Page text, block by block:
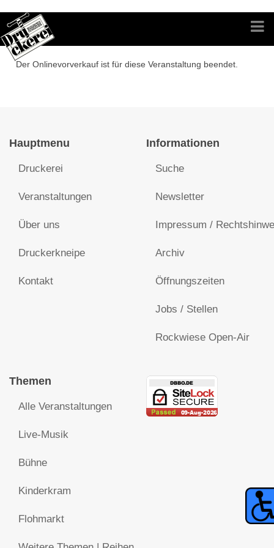
Der Onlinevorverkauf ist für diese Veranstaltung beendet.
Hauptmenu
Druckerei
Veranstaltungen
Über uns
Druckerkneipe
Kontakt
Informationen
Suche
Newsletter
Impressum /
Archiv
Öffnungszeiten
Jobs / Stellen
Rockwiese Open-Air
Themen
Alle Veranstaltungen
Live-Musik
Bühne
Kinderkram
Flohmarkt